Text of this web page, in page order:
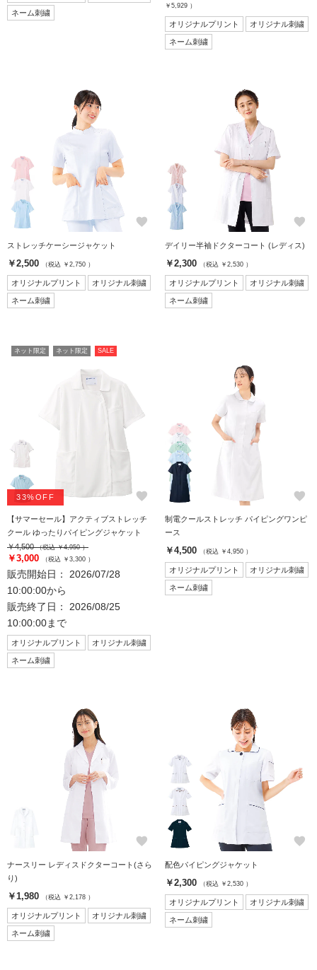
ネーム刺繍
￥5,929 ）
オリジナルプリント オリジナル刺繍
ネーム刺繍
favorite
ストレッチケーシージャケット
￥2,500 （税込 ￥2,750 ）
オリジナルプリント オリジナル刺繍
ネーム刺繍
favorite
デイリー半袖ドクターコート (レディス)
￥2,300 （税込 ￥2,530 ）
オリジナルプリント オリジナル刺繍
ネーム刺繍
ネット限定 ネット限定 SALE
33%OFF favorite
【サマーセール】アクティブストレッチ
クール ゆったりパイピングジャケット
￥4,500（税込 ￥4,950 ）
￥3,000 （税込 ￥3,300 ）
販売開始日： 2026/07/28
10:00:00から
販売終了日： 2026/08/25
10:00:00まで
オリジナルプリント オリジナル刺繍
ネーム刺繍
favorite
制電クールストレッチ パイピングワンピ
ース
￥4,500 （税込 ￥4,950 ）
オリジナルプリント オリジナル刺繍
ネーム刺繍
favorite
ナースリー レディスドクターコート(さら
り)
￥1,980 （税込 ￥2,178 ）
オリジナルプリント オリジナル刺繍
ネーム刺繍
favorite
配色パイピングジャケット
￥2,300 （税込 ￥2,530 ）
オリジナルプリント オリジナル刺繍
ネーム刺繍